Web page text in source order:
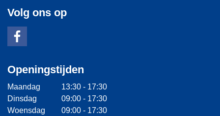
Volg ons op
Openingstijden
Maandag
13:30 - 17:30
Dinsdag
09:00 - 17:30
Woensdag
09:00 - 17:30